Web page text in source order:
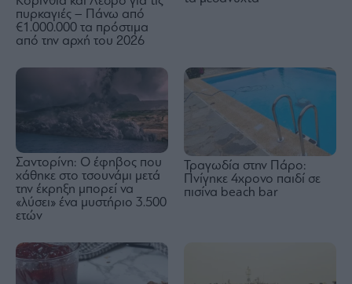
πυρκαγιές – Πάνω από
€1.000.000 τα πρόστιμα
από την αρχή του 2026
Σαντορίνη: Ο έφηβος που
χάθηκε στο τσουνάμι μετά
την έκρηξη μπορεί να
«λύσει» ένα μυστήριο 3.500
ετών
Τραγωδία στην Πάρο:
Πνίγηκε 4χρονο παιδί σε
πισίνα beach bar